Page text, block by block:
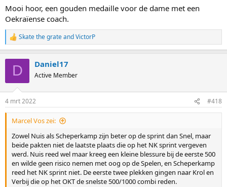
Mooi hoor, een gouden medaille voor de dame met een
Oekraïense coach.
R
e
s
:
Skate the grateandVictorP
D Daniel17
Active Member
4 mrt 2022 #418
Marcel Vos zei:
Zowel Nuis als Scheperkamp zijn beter op de sprint dan Snel, maar
beide pakten niet de laatste plaats die op het NK sprint vergeven
werd. Nuis reed wel maar kreeg een kleine blessure bij de eerste 500
en wilde geen risico nemen met oog op de Spelen, en Scheperkamp
reed het NK sprint niet. De eerste twee plekken gingen naar Krol en
Verbij die op het OKT de snelste 500/1000 combi reden.